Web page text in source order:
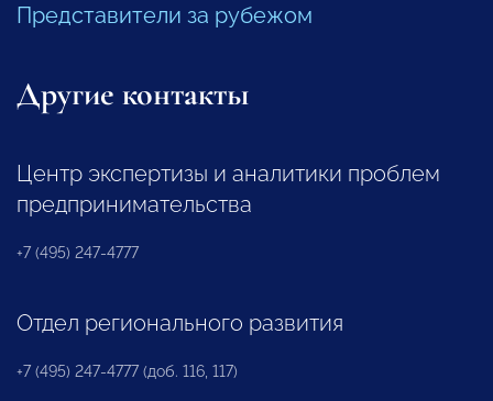
Представители за рубежом
Другие контакты
Центр экспертизы и аналитики проблем
предпринимательства
+7 (495) 247-4777
Отдел регионального развития
+7 (495) 247-4777 (доб. 116, 117)